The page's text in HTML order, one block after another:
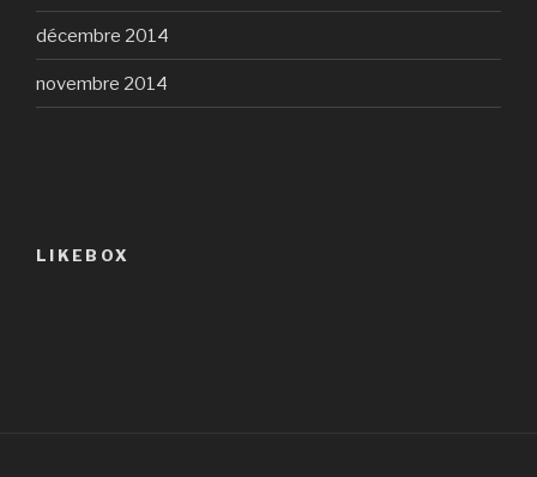
décembre 2014
novembre 2014
LIKEBOX